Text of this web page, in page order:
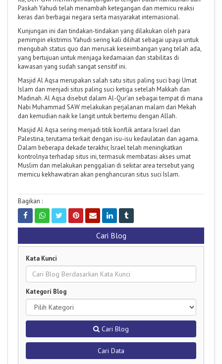
Paskah Yahudi telah menambah ketegangan dan memicu reaksi
keras dari berbagai negara serta masyarakat internasional.
Kunjungan ini dan tindakan-tindakan yang dilakukan oleh para
pemimpin ekstrimis Yahudi sering kali dilihat sebagai upaya untuk
mengubah status quo dan merusak keseimbangan yang telah ada,
yang bertujuan untuk menjaga kedamaian dan stabilitas di
kawasan yang sudah sangat sensitif ini.
Masjid Al Aqsa merupakan salah satu situs paling suci bagi Umat
Islam dan menjadi situs paling suci ketiga setelah Makkah dan
Madinah. Al Aqsa disebut dalam Al-Qur'an sebagai tempat di mana
Nabi Muhammad SAW melakukan perjalanan malam dari Mekah
dan kemudian naik ke langit untuk bertemu dengan Allah.
Masjid Al Aqsa sering menjadi titik konflik antara Israel dan
Palestina, terutama terkait dengan isu-isu kedaulatan dan agama.
Dalam beberapa dekade terakhir, Israel telah meningkatkan
kontrolnya terhadap situs ini, termasuk membatasi akses umat
Muslim dan melakukan penggalian di sekitar area tersebut yang
memicu kekhawatiran akan penghancuran situs suci Islam.
Bagikan :
Cari Blog
Kata Kunci
Kategori Blog
Cari Blog
Cari Data